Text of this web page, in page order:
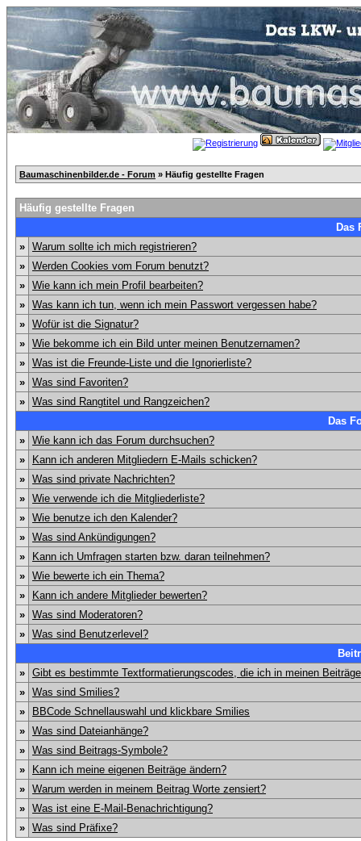
Baumaschinenbilder.de - Forum » Häufig gestellte Fragen
Häufig gestellte Fragen
Das
» Warum sollte ich mich registrieren?
» Werden Cookies vom Forum benutzt?
» Wie kann ich mein Profil bearbeiten?
» Was kann ich tun, wenn ich mein Passwort vergessen habe?
» Wofür ist die Signatur?
» Wie bekomme ich ein Bild unter meinen Benutzernamen?
» Was ist die Freunde-Liste und die Ignorierliste?
» Was sind Favoriten?
» Was sind Rangtitel und Rangzeichen?
Das
» Wie kann ich das Forum durchsuchen?
»
Kann ich anderen Mitgliedern E-Mails schicken?
» Was sind private Nachrichten?
» Wie verwende ich die Mitgliederliste?
» Wie benutze ich den Kalender?
» Was sind Ankündigungen?
»
Kann ich Umfragen starten bzw. daran teilnehmen?
» Wie bewerte ich ein Thema?
»
Kann ich andere Mitglieder bewerten?
» Was sind Moderatoren?
» Was sind Benutzerlevel?
» Gibt es bestimmte Textformatierungscodes, die ich in meinen
» Was sind Smilies?
»
BBCode Schnellauswahl und klickbare Smilies
» Was sind Dateianhänge?
» Was sind Beitrags-Symbole?
»
Kann ich meine eigenen Beiträge ändern?
» Warum werden in meinem Beitrag Worte zensiert?
» Was ist eine E-Mail-Benachrichtigung?
» Was sind Präfixe?